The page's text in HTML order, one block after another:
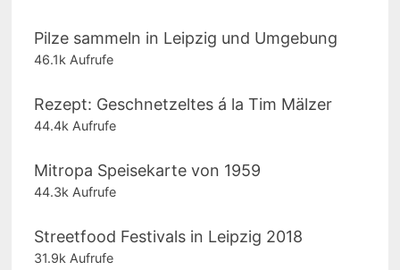
Pilze sammeln in Leipzig und Umgebung
46.1k Aufrufe
Rezept: Geschnetzeltes á la Tim Mälzer
44.4k Aufrufe
Mitropa Speisekarte von 1959
44.3k Aufrufe
Streetfood Festivals in Leipzig 2018
31.9k Aufrufe